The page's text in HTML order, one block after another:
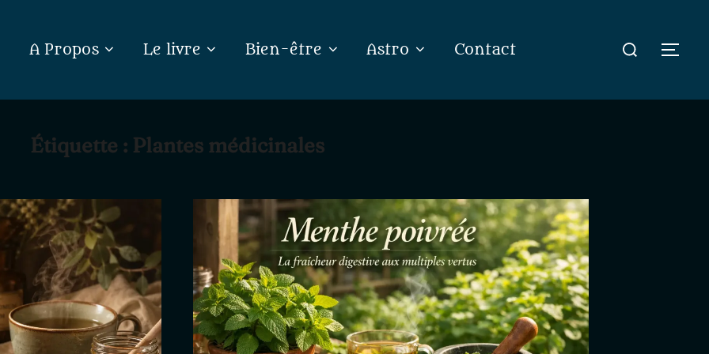
A Propos Le livre Bien-être Astro Contact
Rechercher :
Étiquette : Plantes médicinales